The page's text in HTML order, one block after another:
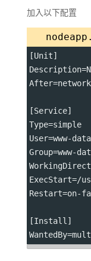
加入以下配置
[Unit]
[Service]
Type=simple
User=www-data
Group=www-
ExecStart=/
Restart=on-
[Install]